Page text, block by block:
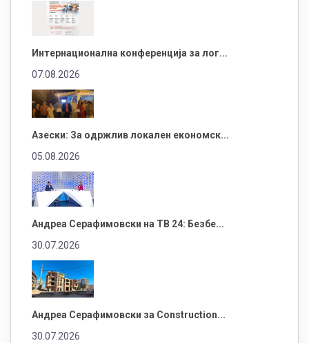
Интернационална конференција за лог...
07.08.2026
Азески: За одржлив локален економск...
05.08.2026
Андреа Серафимовски на ТВ 24: Безбе...
30.07.2026
Андреа Серафимовски за Construction...
30.07.2026